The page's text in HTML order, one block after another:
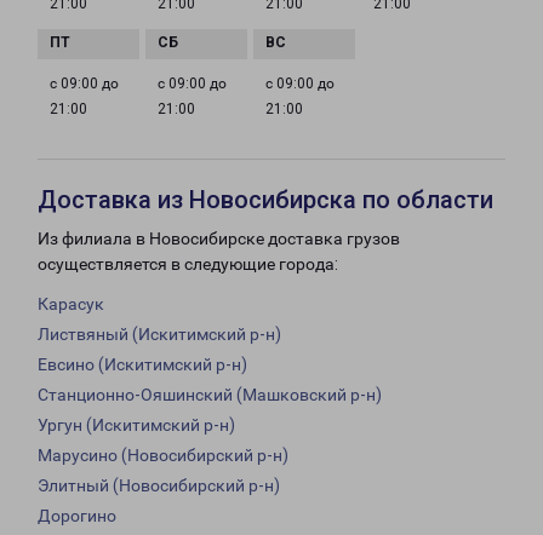
21:00
21:00
21:00
21:00
с 09:00 до
21:00
с 09:00 до
21:00
с 09:00 до
21:00
Доставка из Новосибирска по области
Из филиала в Новосибирске доставка грузов
осуществляется в следующие города:
Карасук
Листвяный (Искитимский р-н)
Евсино (Искитимский р-н)
Станционно-Ояшинский (Машковский р-н)
Ургун (Искитимский р-н)
Марусино (Новосибирский р-н)
Элитный (Новосибирский р-н)
Дорогино